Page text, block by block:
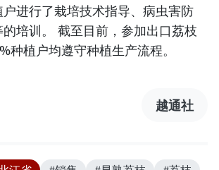
进行了栽培技术指导、病虫害防
培训。 截至目前，参加出口荔枝
种植户均遵守种植生产流程。
越通社